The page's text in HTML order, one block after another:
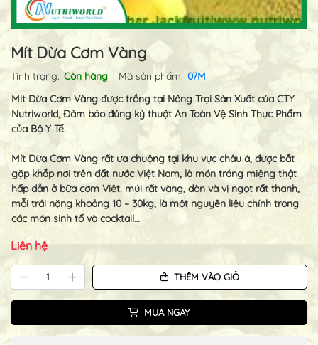
Mít Dừa Cơm Vàng
Tình trạng: Còn hàng Mã sản phẩm: 07M
Mit Dừa Cơm Vàng được trồng tại Nông Trại Sản Xuất của CTY
Nutriworld, Đảm bảo đúng kỷ thuật An Toàn Vệ Sinh Thực Phẩm
của Bộ Y Tế.
Mít Dừa Cơm Vàng rất ưa chuộng tại khu vực châu á, được bắt
gặp khắp nơi trên đất nước Việt Nam, là món tráng miệng thật
hấp dẫn ở bữa cơm Việt. múi rất vàng, dòn và vị ngọt rất thanh,
mỗi trái nặng khoảng 10 – 30kg, là một nguyên liệu chính trong
các món sinh tố và cocktail…
Liên hệ
THÊM VÀO GIỎ
MUA NGAY